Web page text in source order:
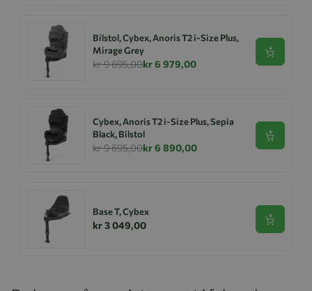
Bilstol, Cybex, Anoris T2 i-Size Plus,
Mirage Grey
kr 9 695,00kr 6 979,00
Se
Cybex, Anoris T2 i-Size Plus, Sepia
Black, Bilstol
kr 9 695,00kr 6 890,00
Se
Base T, Cybex
kr 3 049,00 Se